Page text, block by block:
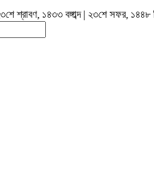
শ্রাবণ, ১৪৩৩ বঙ্গাব্দ | ২৩শে সফর, ১৪৪৮